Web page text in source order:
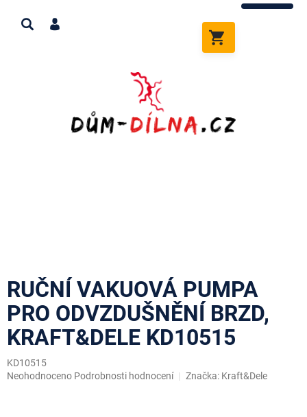
obsah
KOŠÍK
RUČNÍ VAKUOVÁ PUMPA
PRO ODVZDUŠNĚNÍ BRZD,
KRAFT&DELE KD10515
KD10515
Průměrné
Neohodnoceno Podrobnosti hodnocení Značka: Kraft&Dele